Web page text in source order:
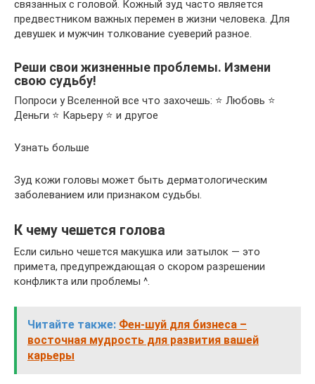
связанных с головой. Кожный зуд часто является
предвестником важных перемен в жизни человека. Для
девушек и мужчин толкование суеверий разное.
Реши свои жизненные проблемы. Измени
свою судьбу!
Попроси у Вселенной все что захочешь: ⭐ Любовь ⭐
Деньги ⭐ Карьеру ⭐ и другое
Узнать больше
Зуд кожи головы может быть дерматологическим
заболеванием или признаком судьбы.
К чему чешется голова
Если сильно чешется макушка или затылок — это
примета, предупреждающая о скором разрешении
конфликта или проблемы ^.
Читайте также: Фен-шуй для бизнеса –
восточная мудрость для развития вашей
карьеры